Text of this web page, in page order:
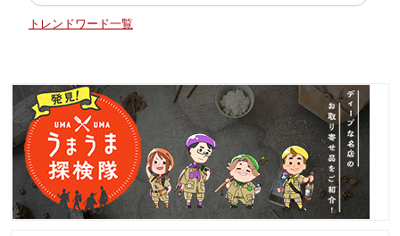
トレンドワード一覧